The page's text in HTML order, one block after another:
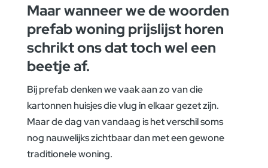
Maar wanneer we de woorden
prefab woning prijslijst horen
schrikt ons dat toch wel een
beetje af.
Bij prefab denken we vaak aan zo van die
kartonnen huisjes die vlug in elkaar gezet zijn.
Maar de dag van vandaag is het verschil soms
nog nauwelijks zichtbaar dan met een gewone
traditionele woning.